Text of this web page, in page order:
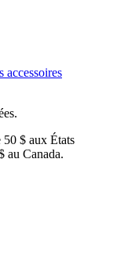
accessoires
50 $ aux États
au Canada.